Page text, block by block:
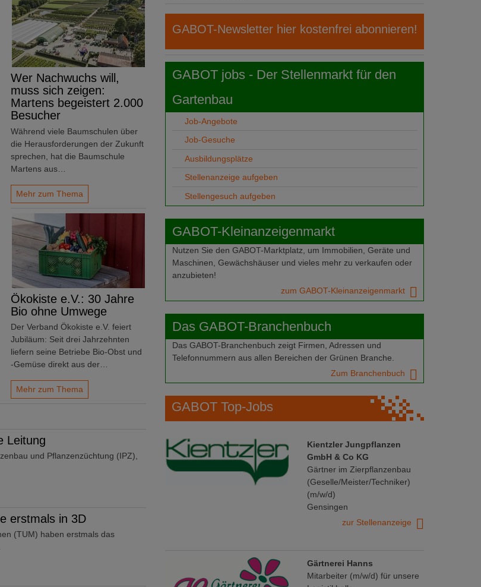
Wer Nachwuchs will,
muss sich zeigen:
Martens begeistert 2.000
Besucher
Während viele Baumschulen über
die Herausforderungen der Zukunft
sprechen, hat die Baumschule
Martens aus…
Mehr zum Thema
Ökokiste e.V.: 30 Jahre
Bio ohne Umwege
Der Verband Ökokiste e.V. feiert
Jubiläum: Seit drei Jahrzehnten
liefern seine Betriebe Bio-Obst und
-Gemüse direkt aus der…
Mehr zum Thema
Leitung
und Pflanzenzüchtung (IPZ),
erstmals in 3D
(TUM) haben erstmals das
GABOT-Newsletter hier kostenfrei abonnieren!
GABOT jobs - Der Stellenmarkt für den
Gartenbau
Job-Angebote
Job-Gesuche
Ausbildungsplätze
Stellenanzeige aufgeben
Stellengesuch aufgeben
GABOT-Kleinanzeigenmarkt
Nutzen Sie den GABOT-Marktplatz, um Immobilien, Geräte und
Maschinen, Gewächshäuser und vieles mehr zu verkaufen oder
anzubieten!
zum GABOT-Kleinanzeigenmarkt
Das GABOT-Branchenbuch
Das GABOT-Branchenbuch zeigt Firmen, Adressen und
Telefonnummern aus allen Bereichen der Grünen Branche.
Zum Branchenbuch
GABOT Top-Jobs
Kientzler Jungpflanzen
GmbH & Co KG
Gärtner im Zierpflanzenbau
(Geselle/Meister/Techniker)
(m/w/d)
Gensingen
zur Stellenanzeige
Gärtnerei Hanns
Mitarbeiter (m/w/d) für unsere